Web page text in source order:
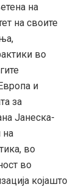
на
на своите
во
и
за
Јанеска-
на
во
во
којашто